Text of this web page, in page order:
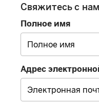
Свяжитесь с
Полное имя
Адрес